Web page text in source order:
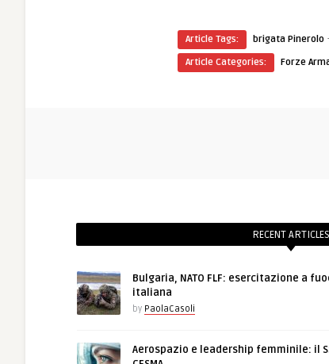
Article Tags: brigata Pinerolo ·
Article Categories:
Forze
RECENT ARTICLES
Bulgaria, NATO FLF: esercitazione a
italiana
by PaolaCasoli
Aerospazio e leadership femminile: il